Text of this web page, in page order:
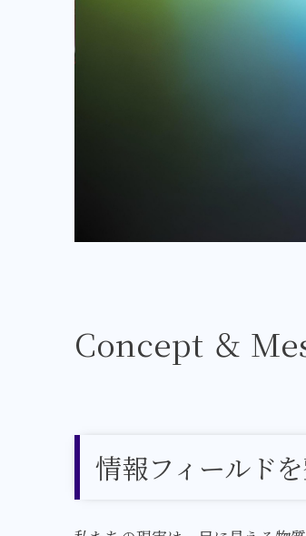
Concept ＆
情報フィールド